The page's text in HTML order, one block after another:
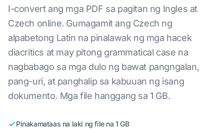
I-convert ang mga PDF sa pagitan ng Ingles at
Czech online. Gumagamit ang Czech ng
alpabetong Latin na pinalawak ng mga hacek
diacritics at may pitong grammatical case na
nagbabago sa mga dulo ng bawat pangngalan,
pang-uri, at panghalip sa kabuuan ng isang
dokumento. Mga file hanggang sa 1 GB.
Pinakamataas na laki ng file na 1 GB